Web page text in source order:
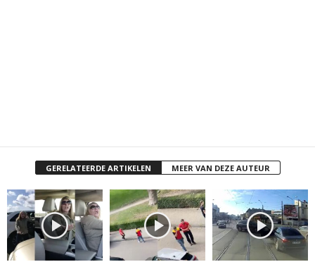
GERELATEERDE ARTIKELEN MEER VAN DEZE AUTEUR